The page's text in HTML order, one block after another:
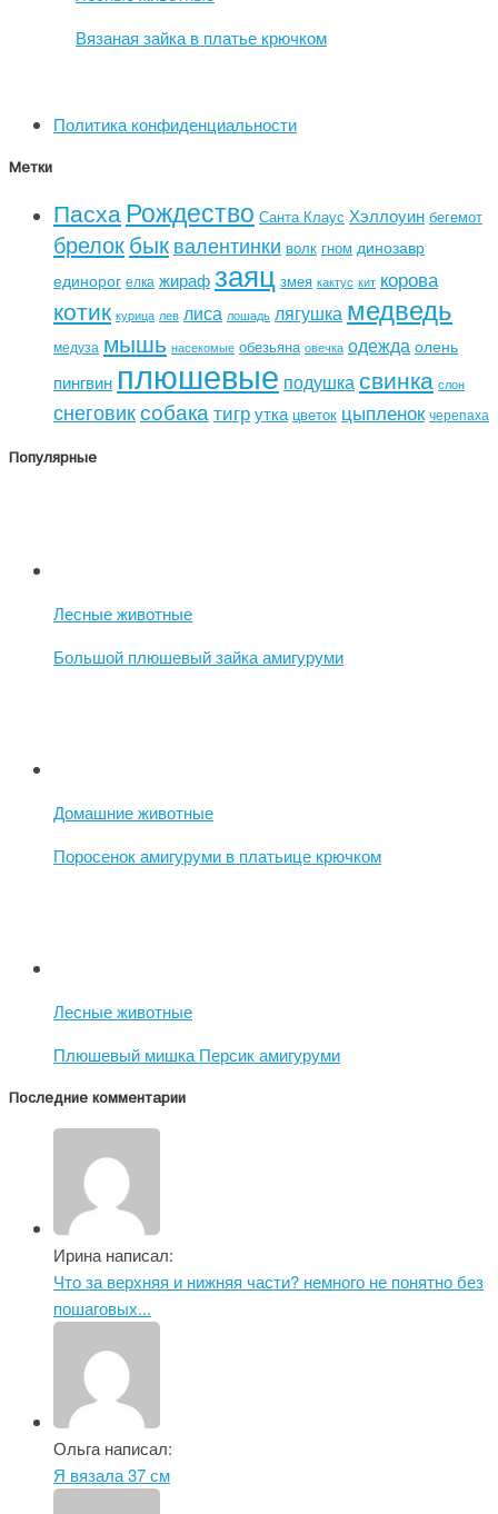
Вязаная зайка в платье крючком
Политика конфиденциальности
Метки
ПасхаРождество Санта Клаус Хэллоуин бегемот
брелокбыквалентинки волк гном динозавр
единорог елка жирафзаяц змея кактус кит корова
котик курица лев лиса лошадь лягушка медведь
медуза мышь насекомые обезьяна овечка одежда олень
пингвин плюшевые подушка свинка слон
снеговиксобака тигрутка цветок цыпленок черепаха
Популярные
Лесные животные
Большой плюшевый зайка амигуруми
Домашние животные
Поросенок амигуруми в платьице крючком
Лесные животные
Плюшевый мишка Персик амигуруми
Последние комментарии
Ирина написал:
Что за верхняя и нижняя части? немного не понятно без
пошаговых...
Ольга написал:
Я вязала 37 см